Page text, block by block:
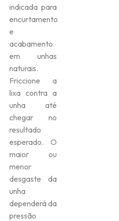
indicada para
encurtamento
e
acabamento
em unhas
naturais.
Friccione a
lixa contra a
unha até
chegar no
resultado
esperado. O
maior ou
menor
desgaste da
unha
dependerá da
pressão